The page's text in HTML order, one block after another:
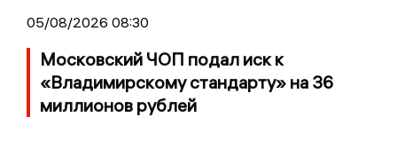
05/08/2026 08:30
Московский ЧОП подал иск к
«Владимирскому стандарту» на 36
миллионов рублей